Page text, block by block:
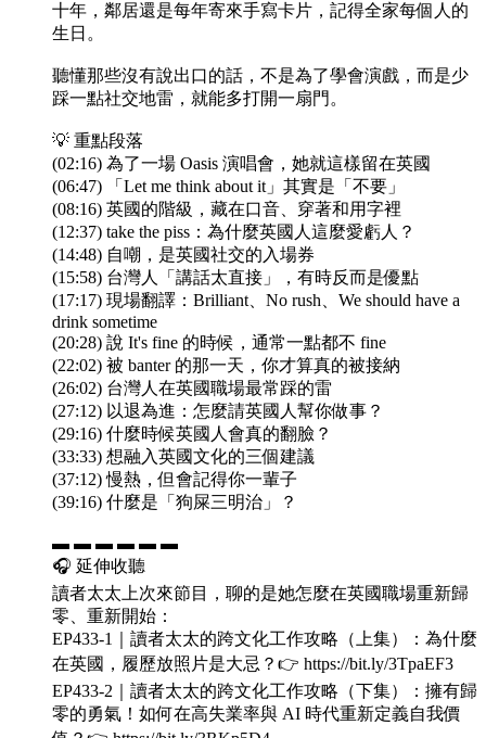
十年，鄰居還是每年寄來手寫卡片，記得全家每個人的
生日。
聽懂那些沒有說出口的話，不是為了學會演戲，而是少
踩一點社交地雷，就能多打開一扇門。
💡 重點段落
(02:16) 為了一場 Oasis 演唱會，她就這樣留在英國
(06:47) 「Let me think about it」其實是「不要」
(08:16) 英國的階級，藏在口音、穿著和用字裡
(12:37) take the piss：為什麼英國人這麼愛虧人？
(14:48) 自嘲，是英國社交的入場券
(15:58) 台灣人「講話太直接」，有時反而是優點
(17:17) 現場翻譯：Brilliant、No rush、We should have a
drink sometime
(20:28) 說 It's fine 的時候，通常一點都不 fine
(22:02) 被 banter 的那一天，你才算真的被接納
(26:02) 台灣人在英國職場最常踩的雷
(27:12) 以退為進：怎麼請英國人幫你做事？
(29:16) 什麼時候英國人會真的翻臉？
(33:33) 想融入英國文化的三個建議
(37:12) 慢熱，但會記得你一輩子
(39:16) 什麼是「狗屎三明治」？
▬ ▬ ▬ ▬ ▬ ▬
🎧 延伸收聽
讀者太太上次來節目，聊的是她怎麼在英國職場重新歸
零、重新開始：
EP433-1｜讀者太太的跨文化工作攻略（上集）：為什麼
在英國，履歷放照片是大忌？👉 https://bit.ly/3TpaEF3
EP433-2｜讀者太太的跨文化工作攻略（下集）：擁有歸
零的勇氣！如何在高失業率與 AI 時代重新定義自我價